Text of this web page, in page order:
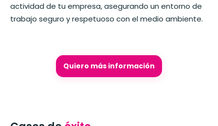
actividad de tu empresa, asegurando un entorno de
trabajo seguro y respetuoso con el medio ambiente.
Quiero más información